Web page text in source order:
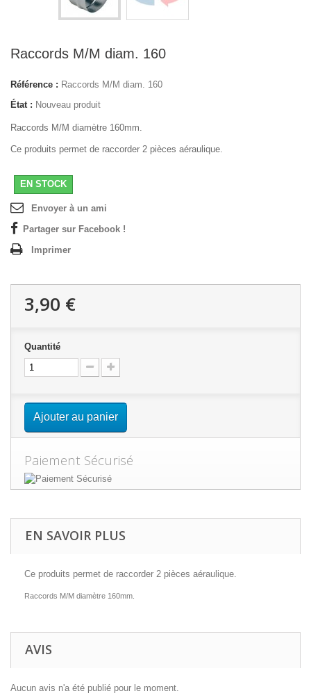
Raccords M/M diam. 160
Référence : Raccords M/M diam. 160
État : Nouveau produit
Raccords M/M diamètre 160mm.
Ce produits permet de raccorder 2 pièces aéraulique.
EN STOCK
Envoyer à un ami
Partager sur Facebook !
Imprimer
3,90 €
Quantité
Ajouter au panier
Paiement Sécurisé
EN SAVOIR PLUS
Ce produits permet de raccorder 2 pièces aéraulique.
Raccords M/M diamètre 160mm.
AVIS
Aucun avis n'a été publié pour le moment.